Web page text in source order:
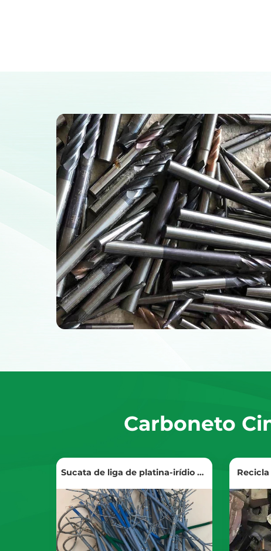
Carboneto
Sucata de liga de platina-irídio da
construção naval
Ver produtos